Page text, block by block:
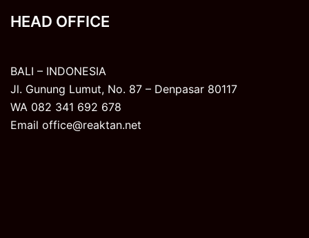
HEAD OFFICE
BALI – INDONESIA
Jl. Gunung Lumut, No. 87 – Denpasar 80117
WA 082 341 692 678
Email office@reaktan.net